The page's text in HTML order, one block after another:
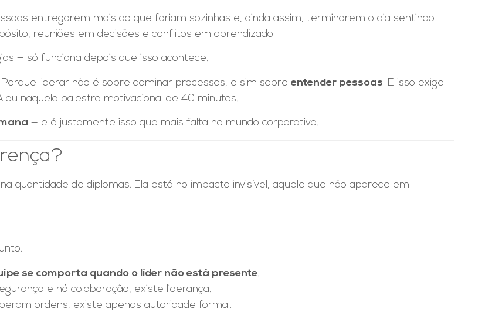
entregarem mais do que fariam sozinhas e, ainda assim, terminarem o dia sentindo
reuniões em decisões e conflitos em aprendizado.
— só funciona depois que isso acontece.
liderar não é sobre dominar processos, e sim sobre entender pessoas. E isso exige
ou naquela palestra motivacional de 40 minutos.
— e é justamente isso que mais falta no mundo corporativo.
quantidade de diplomas. Ela está no impacto invisível, aquele que não aparece em
se comporta quando o líder não está presente.
e há colaboração, existe liderança.
ordens, existe apenas autoridade formal.